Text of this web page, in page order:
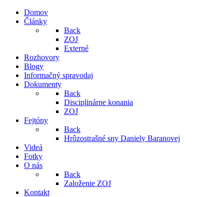
Domov
Články
Back
ZOJ
Externé
Rozhovory
Blogy
Informačný spravodaj
Dokumenty
Back
Disciplinárne konania
ZOJ
Fejtóny
Back
Hrôzostrašné sny Daniely Baranovej
Videá
Fotky
O nás
Back
Založenie ZOJ
Kontakt